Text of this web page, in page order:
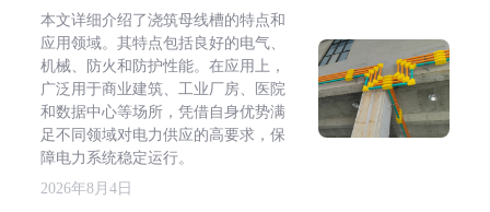
本文详细介绍了浇筑母线槽的特点和
应用领域。其特点包括良好的电气、
机械、防火和防护性能。在应用上，
广泛用于商业建筑、工业厂房、医院
和数据中心等场所，凭借自身优势满
足不同领域对电力供应的高要求，保
障电力系统稳定运行。
2026年8月4日